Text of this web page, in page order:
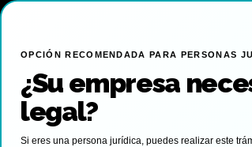
OPCIÓN RECOMENDADA PARA PERSONAS
¿Su empresa
legal?
Si eres una persona jurídica, puedes realizar este